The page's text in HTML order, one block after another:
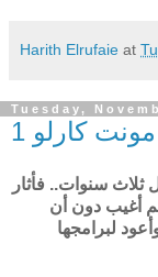
Harith Elrufaie at
Tuesday,
كارلو 1
ثلاث سنوات.. فأثار
أغيب دون أن
لبرامجها